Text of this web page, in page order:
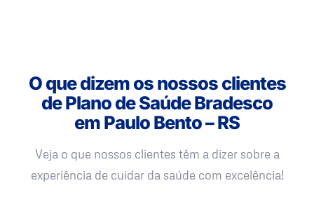
O que dizem os nossos clientes
de Plano de Saúde Bradesco
em Paulo Bento – RS
Veja o que nossos clientes têm a dizer sobre a
experiência de cuidar da saúde com excelência!